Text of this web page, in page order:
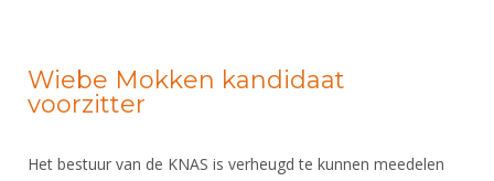
Wiebe Mokken kandidaat
voorzitter
Het bestuur van de KNAS is verheugd te kunnen meedelen